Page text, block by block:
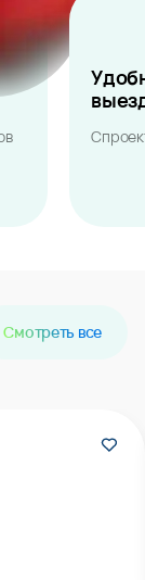
Смотреть все